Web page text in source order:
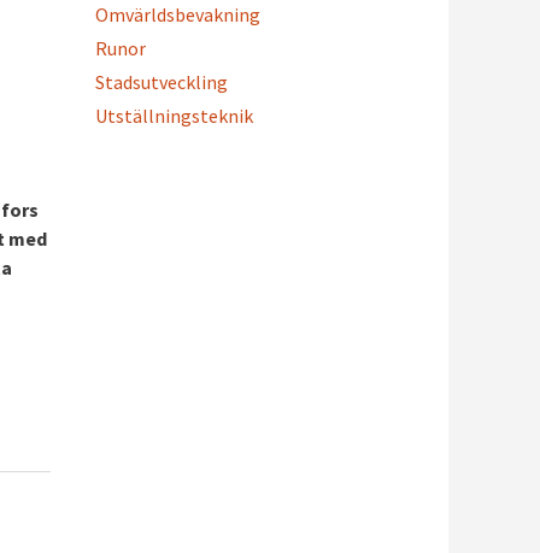
med
Omvärldsbevakning
Runor
Stadsutveckling
Utställningsteknik